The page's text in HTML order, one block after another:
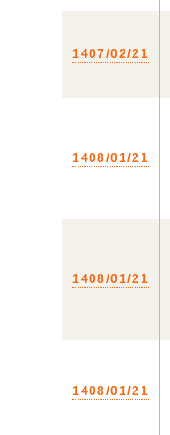
1407/02/21
1408/01/21
1408/01/21
1408/01/21